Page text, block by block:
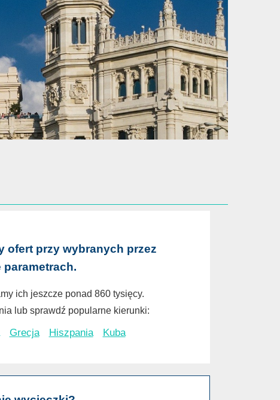
ofert przy wybranych przez
parametrach.
ich jeszcze ponad 860 tysięcy.
lub sprawdź popularne kierunki:
Grecja Hiszpania Kuba